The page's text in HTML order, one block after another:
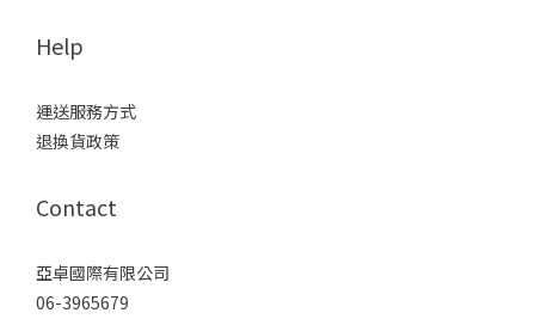
Help
運送服務方式
退換貨政策
Contact
亞卓國際有限公司
06-3965679